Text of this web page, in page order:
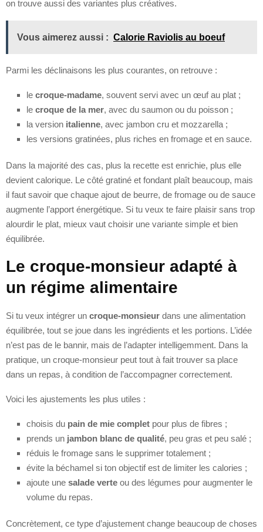
on trouve aussi des variantes plus créatives.
Vous aimerez aussi : Calorie Raviolis au boeuf
Parmi les déclinaisons les plus courantes, on retrouve :
le croque-madame, souvent servi avec un œuf au plat ;
le croque de la mer, avec du saumon ou du poisson ;
la version italienne, avec jambon cru et mozzarella ;
les versions gratinées, plus riches en fromage et en sauce.
Dans la majorité des cas, plus la recette est enrichie, plus elle
devient calorique. Le côté gratiné et fondant plaît beaucoup, mais
il faut savoir que chaque ajout de beurre, de fromage ou de sauce
augmente l’apport énergétique. Si tu veux te faire plaisir sans trop
alourdir le plat, mieux vaut choisir une variante simple et bien
équilibrée.
Le croque-monsieur adapté à
un régime alimentaire
Si tu veux intégrer un croque-monsieur dans une alimentation
équilibrée, tout se joue dans les ingrédients et les portions. L’idée
n’est pas de le bannir, mais de l’adapter intelligemment. Dans la
pratique, un croque-monsieur peut tout à fait trouver sa place
dans un repas, à condition de l’accompagner correctement.
Voici les ajustements les plus utiles :
choisis du pain de mie complet pour plus de fibres ;
prends un jambon blanc de qualité, peu gras et peu salé ;
réduis le fromage sans le supprimer totalement ;
évite la béchamel si ton objectif est de limiter les calories ;
ajoute une salade verte ou des légumes pour augmenter le
volume du repas.
Concrètement, ce type d’ajustement change beaucoup de choses